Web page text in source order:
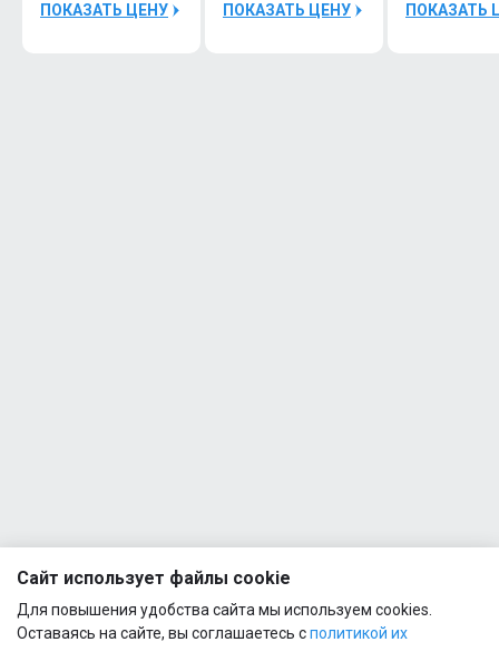
ПОКАЗАТЬ ЦЕНУ ПОКАЗАТЬ ЦЕНУ ПОКАЗАТЬ
Сайт использует файлы cookie
Для повышения удобства сайта мы используем cookies.
Оставаясь на сайте, вы соглашаетесь сполитикой их